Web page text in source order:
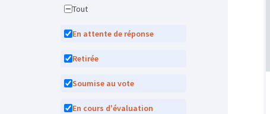
Tout
En attente de réponse
Retirée
Soumise au vote
En cours d'évaluation